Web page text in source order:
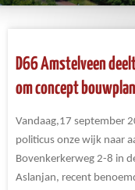
D66 Amstelveen
om concept
Vandaag,17 september
politicus onze wijk naar
Bovenkerkerweg 2-8 in
Aslanjan, recent